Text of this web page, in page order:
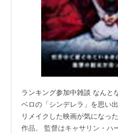
ランキング参加中雑談 なんと
ベロの「シンデレラ」を思い
リメイクした映画が気になっ
作品。 監督はキャサリン・ハ